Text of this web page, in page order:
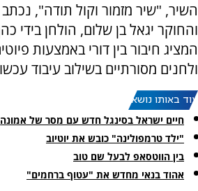
השיר, "שיר מזמור וקול תודה",
והחוקר יגאל בן שלום, הולחן בידי
המציג חיבור בין דורי באמצעות
ולחנים מסורתיים בשילוב עיבוד
עוד באותו נושא:
חיים ישראל בסינגל חדש עם מסר של אמונה
"ילד טרמפולינה" כובש את יוטיוב
בין הווטסאפ לבעל שם טוב
אהוד בנאי מחדש את "עטוף ברחמים"